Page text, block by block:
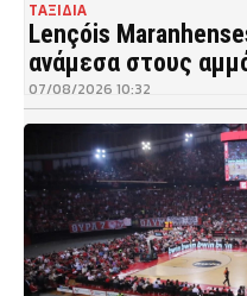
ΤΑΞΙΔΙΑ
Lençóis
ανάμεσα στους
07/08/2026 10:32